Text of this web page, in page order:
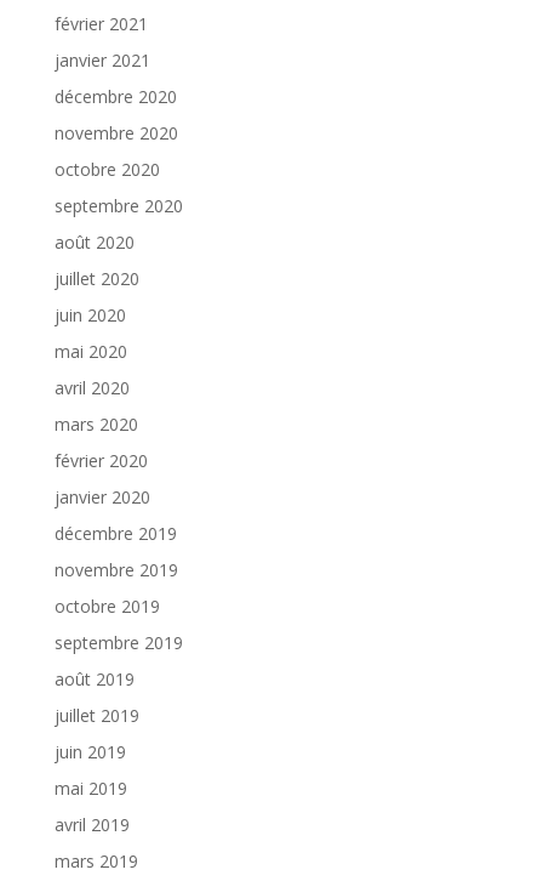
février 2021
janvier 2021
décembre 2020
novembre 2020
octobre 2020
septembre 2020
août 2020
juillet 2020
juin 2020
mai 2020
avril 2020
mars 2020
février 2020
janvier 2020
décembre 2019
novembre 2019
octobre 2019
septembre 2019
août 2019
juillet 2019
juin 2019
mai 2019
avril 2019
mars 2019